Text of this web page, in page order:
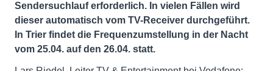
Sendersuchlauf erforderlich. In vielen Fällen wird
dieser automatisch vom TV-Receiver durchgeführt.
In Trier findet die Frequenzumstellung in der Nacht
vom 25.04. auf den 26.04. statt.